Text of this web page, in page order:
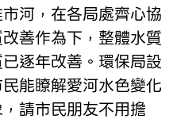
河，在各局處齊心協
善作為下，整體水質
逐年改善。環保局設
能瞭解愛河水色變化
請市民朋友不用擔